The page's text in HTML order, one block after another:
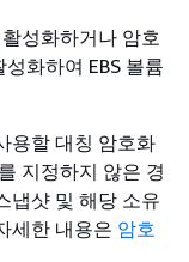
성화하거나 암호
화하여 EBS 볼륨
용할 대칭 암호화
지정하지 않은 경
냅샷 및 해당 소유
세한 내용은 암호